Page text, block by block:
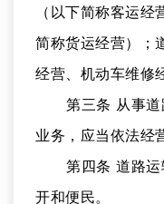
（以下简称客运
简称货运经营）；
经营、机动车维修
第三条 从事
业务，应当依法经
第四条 道路
开和便民。